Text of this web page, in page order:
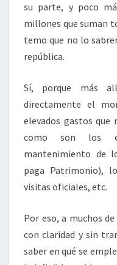
su parte, y poco
millones que suman
temo que no lo
república.
Sí, porque más
directamente el
elevados gastos que
como son los
mantenimiento de
paga Patrimonio),
visitas oficiales, etc.
Por eso, a muchos
con claridad y sin
saber en qué se